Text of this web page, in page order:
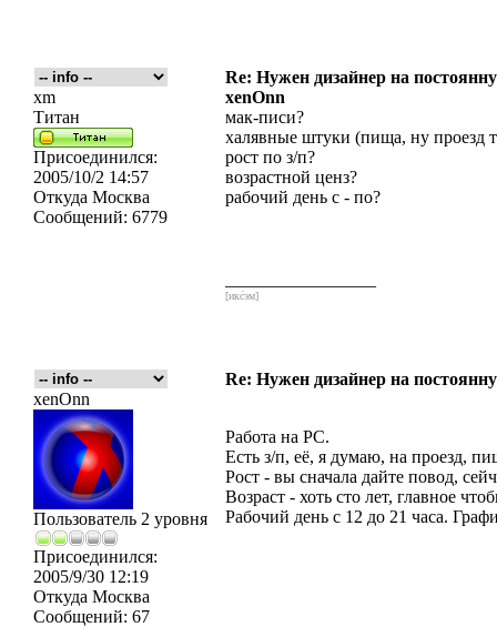
Re: Нужен дизайнер на
xm
Титан
Присоединился:
2005/10/2 14:57
Откуда Москва
Сообщений: 6779
xenOnn
мак-писи?
халявные штуки (пища, ну проезд
рост по з/п?
возрастной ценз?
рабочий день с - по?
[икс́эм]
Re: Нужен дизайнер на
xenOnn
Пользователь 2 уровня
Присоединился:
2005/9/30 12:19
Откуда Москва
Сообщений: 67
Работа на PC.
Есть з/п, её, я думаю, на проезд,
Рост - вы сначала дайте повод,
Возраст - хоть сто лет, главное
Рабочий день с 12 до 21 часа.